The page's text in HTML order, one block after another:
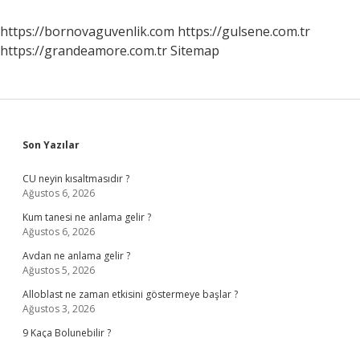
https://bornovaguvenlik.com https://gulsene.com.tr
https://grandeamore.com.trSitemap
Sidebar
Son Yazılar
CU neyin kısaltmasıdır ?
Ağustos 6, 2026
Kum tanesi ne anlama gelir ?
Ağustos 6, 2026
Avdan ne anlama gelir ?
Ağustos 5, 2026
Alloblast ne zaman etkisini göstermeye başlar ?
Ağustos 3, 2026
9 Kaça Bolunebilir ?